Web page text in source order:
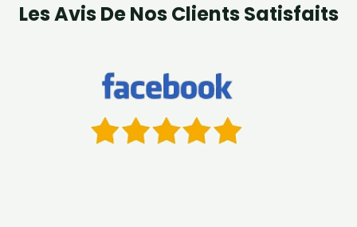
Les Avis De Nos Clients Satisfaits